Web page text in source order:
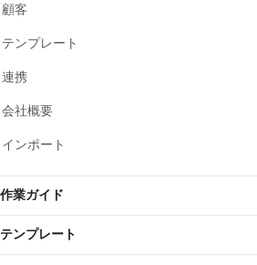
顧客
テンプレート
連携
会社概要
インポート
作業ガイド
テンプレート